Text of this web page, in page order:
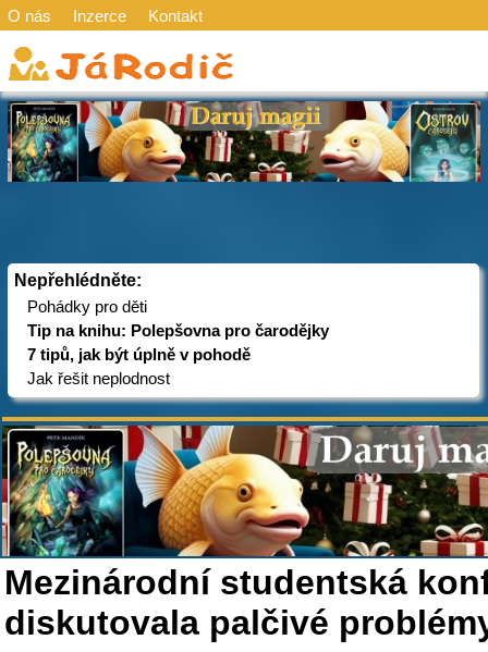
O nás Inzerce Kontakt
Nepřehlédněte:
Pohádky pro děti
Tip na knihu: Polepšovna pro čarodějky
7 tipů, jak být úplně v pohodě
Jak řešit neplodnost
Mezinárodní studentská
diskutovala palčivé